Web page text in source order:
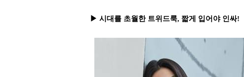
▶ 시대를 초월한 트위드룩, 짧게 입어야 인싸!